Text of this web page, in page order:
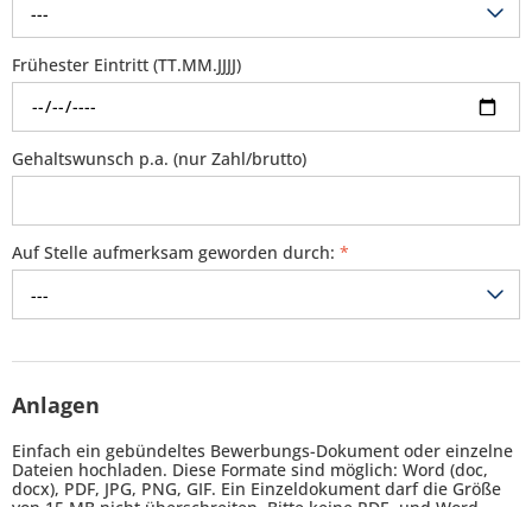
---
Frühester Eintritt (TT.MM.JJJJ)
Gehaltswunsch p.a. (nur Zahl/brutto)
Auf Stelle aufmerksam geworden durch: *
---
Anlagen
Einfach ein gebündeltes Bewerbungs-Dokument oder einzelne
Dateien hochladen. Diese Formate sind möglich: Word (doc,
docx), PDF, JPG, PNG, GIF. Ein Einzeldokument darf die Größe